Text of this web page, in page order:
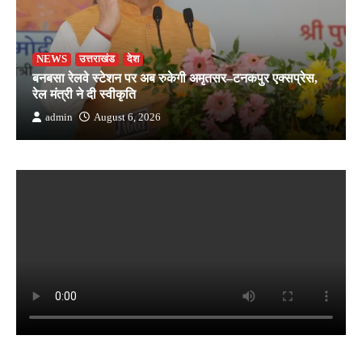
NEWS उत्तराखंड देश
बनबसा रेलवे स्टेशन पर अब रुकेगी अमृतसर–टनकपुर एक्सप्रेस,
रेल मंत्री ने दी स्वीकृति
admin August 6, 2026